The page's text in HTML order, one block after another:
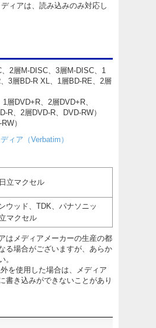
ィアは、読み込みのみ対応し
、2層M-DISC、3層M-DISC、1
3層BD-R XL、1層BD-RE、2層
層DVD+R、2層DVD+R、
R、2層DVD-R、DVD-RW）
）
ィア（Verbatim）
立マクセル
ウッド、TDK、パナソニッ
マクセル
はメディアメーカーの生産の都
る場合がございますが、あらか
。
を使用した場合は、メディア
書き込みができないことがあり